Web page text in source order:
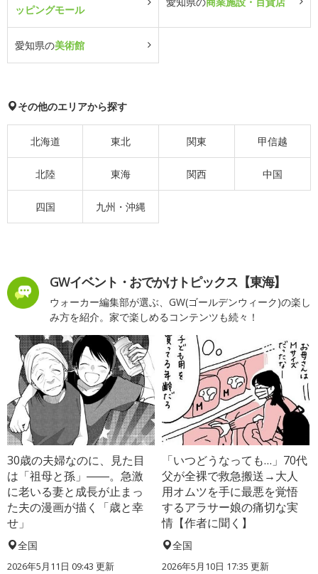
ッピングモール
愛知県の美術館
その他のエリアから探す
北海道 東北 関東 甲信越
北陸 東海 関西 中国
四国 九州・沖縄
GWイベント・おでかけトピックス【東海】
ウォーカー編集部が選ぶ、GW(ゴールデンウィーク)の楽し
み方を紹介。家で楽しめるコンテンツも続々！
30歳の夫婦なのに、見た目
は「祖母と孫」――。急激
に老いる妻と成長が止まっ
た夫の漫画が描く「歳と幸
せ」
全国
2026年5月11日 09:43 更新
「いつどうなっても…」70代
父が全裸で救急搬送→大人
用オムツを手に最悪を覚悟
するアラサー娘の痛切な実
情【作者に聞く】
全国
2026年5月10日 17:35 更新